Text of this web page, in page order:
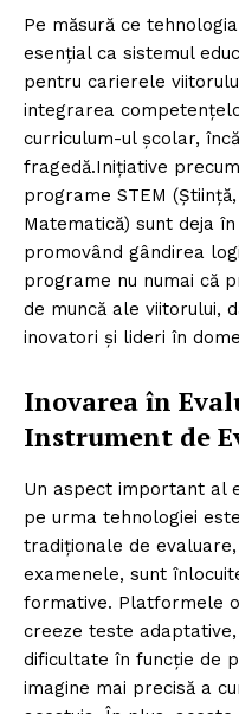
Pe măsură ce
esențial ca sistemul
pentru carierele
integrarea
curriculum-ul școlar,
fragedă.Inițiative
programe STEM
Matematică) sunt deja
promovând gândirea
programe nu numai că
de muncă ale viitorului,
inovatori și lideri în
Inovarea în
Instrument de
Un aspect important al
pe urma tehnologiei
tradiționale de
examenele, sunt
formative. Platformele
creeze teste
dificultate în funcție de
imagine mai precisă a